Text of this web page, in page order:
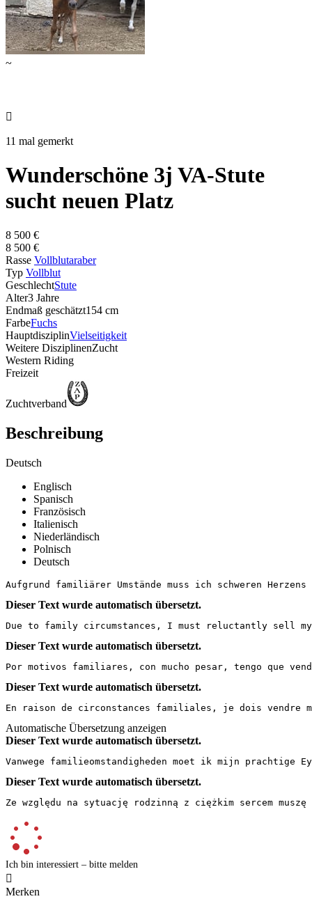
~

11 mal gemerkt
Wunderschöne 3j VA-Stute
sucht neuen Platz
8 500 €
8 500 €
Rasse Vollblutaraber
Typ Vollblut
GeschlechtStute
Alter3 Jahre
Endmaß geschätzt154 cm
FarbeFuchs
HauptdisziplinVielseitigkeit
Weitere DisziplinenZucht
Western Riding
Freizeit
Zuchtverband
Beschreibung
Deutsch
Englisch
Spanisch
Französisch
Italienisch
Niederländisch
Polnisch
Deutsch
Aufgrund familiärer Umstände muss ich schweren
Dieser Text wurde automatisch übersetzt.
Due to family circumstances, I must reluctantly sell
Dieser Text wurde automatisch übersetzt.
Por motivos familiares, con mucho pesar, tengo que
Dieser Text wurde automatisch übersetzt.
En raison de circonstances familiales, je dois vendre
Automatische Übersetzung anzeigen
Dieser Text wurde automatisch übersetzt.
Vanwege familieomstandigheden moet ik mijn
Dieser Text wurde automatisch übersetzt.
Ze względu na sytuację rodzinną z ciężkim sercem
Ich bin interessiert – bitte melden

Merken